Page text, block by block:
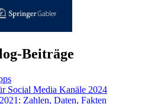
Beiträge
Social Media Kanäle 2024
Zahlen, Daten, Fakten